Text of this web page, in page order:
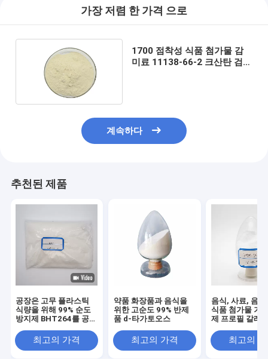
가장 저렴 한 가격 으로
1700 점착성 식품 첨가물 감
미료 11138-66-2 크산탄 검
계속하다
추천된 제품
공장은 고무 플라스틱
식량을 위해 99% 순도
방지제 BHT264를 공급
최고의 가격
약품 화장품과 음식을
위한 고순도 99% 반제
품 d-타가토오스
최고의 가격
음식, 사료, 음
식품 첨가물 기
제 프로필 갈레
최고의